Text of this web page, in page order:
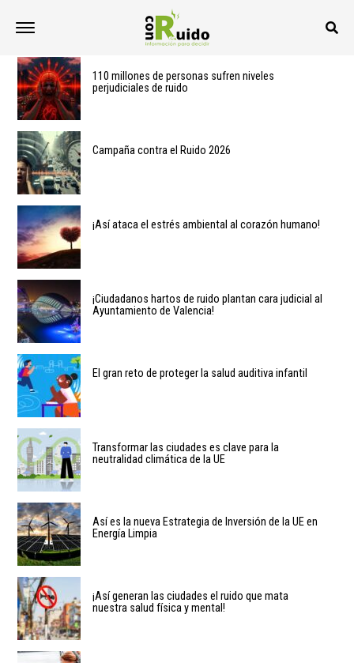
110 millones de personas sufren niveles
perjudiciales de ruido
Campaña contra el Ruido 2026
¡Así ataca el estrés ambiental al corazón humano!
¡Ciudadanos hartos de ruido plantan cara judicial al
Ayuntamiento de Valencia!
El gran reto de proteger la salud auditiva infantil
Transformar las ciudades es clave para la
neutralidad climática de la UE
Así es la nueva Estrategia de Inversión de la UE en
Energía Limpia
¡Así generan las ciudades el ruido que mata
nuestra salud física y mental!